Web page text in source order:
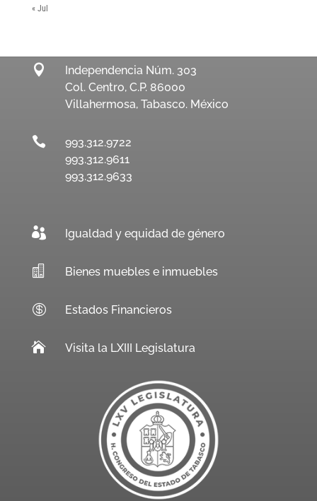
« Jul

Independencia Núm. 303
Col. Centro, C.P. 86000
Villahermosa, Tabasco. México

993.312.9722
993.312.9611
993.312.9633
 Igualdad y equidad de género
 Bienes muebles e inmuebles
 Estados Financieros
 Visita la LXIII Legislatura